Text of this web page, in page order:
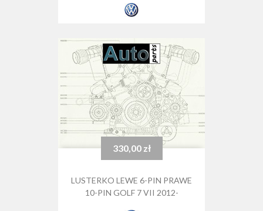
Cena330,00 zł
LUSTERKO LEWE 6-PIN PRAWE
10-PIN GOLF 7 VII 2012-